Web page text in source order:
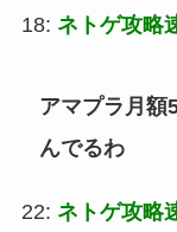
18: ネトゲ攻略
アマプラ月額
んでるわ
22: ネトゲ攻略